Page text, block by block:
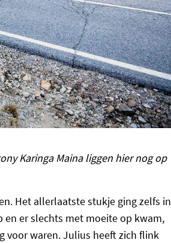
Karinga Maina liggen hier nog op
Het allerlaatste stukje ging zelfs in
er slechts met moeite op kwam,
voor waren. Julius heeft zich flink